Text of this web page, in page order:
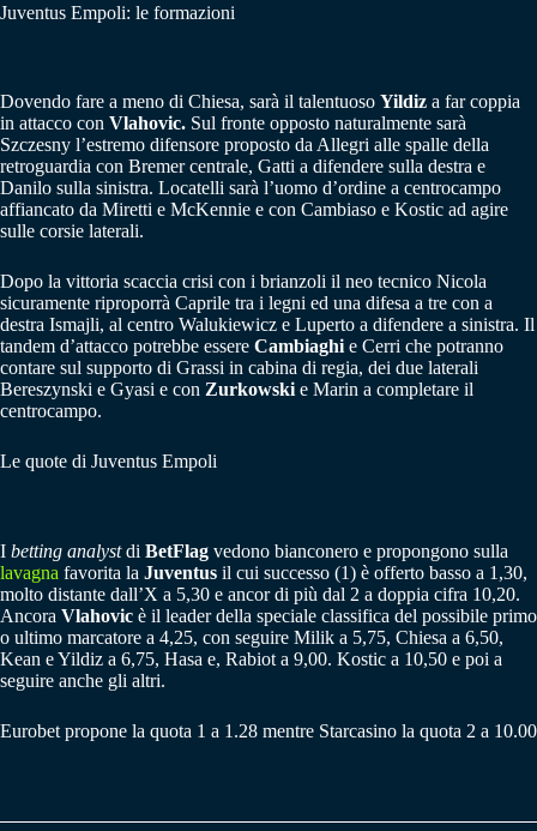
Juventus Empoli: le formazioni
Dovendo fare a meno di Chiesa, sarà il talentuoso Yildiz a far coppia
in attacco con Vlahovic. Sul fronte opposto naturalmente sarà
Szczesny l’estremo difensore proposto da Allegri alle spalle della
retroguardia con Bremer centrale, Gatti a difendere sulla destra e
Danilo sulla sinistra. Locatelli sarà l’uomo d’ordine a centrocampo
affiancato da Miretti e McKennie e con Cambiaso e Kostic ad agire
sulle corsie laterali.
Dopo la vittoria scaccia crisi con i brianzoli il neo tecnico Nicola
sicuramente riproporrà Caprile tra i legni ed una difesa a tre con a
destra Ismajli, al centro Walukiewicz e Luperto a difendere a sinistra. Il
tandem d’attacco potrebbe essere Cambiaghi e Cerri che potranno
contare sul supporto di Grassi in cabina di regia, dei due laterali
Bereszynski e Gyasi e con Zurkowski e Marin a completare il
centrocampo.
Le quote di Juventus Empoli
I betting analystdi BetFlag vedono bianconero e propongono sulla
lavagna favorita la Juventus il cui successo (1) è offerto basso a 1,30,
molto distante dall’X a 5,30 e ancor di più dal 2 a doppia cifra 10,20.
Ancora Vlahovic è il leader della speciale classifica del possibile primo
o ultimo marcatore a 4,25, con seguire Milik a 5,75, Chiesa a 6,50,
Kean e Yildiz a 6,75, Hasa e, Rabiot a 9,00. Kostic a 10,50 e poi a
seguire anche gli altri.
Eurobet propone la quota 1 a 1.28 mentre Starcasino la quota 2 a 10.00